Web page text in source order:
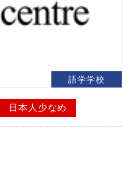
語学学校
日本人少なめ